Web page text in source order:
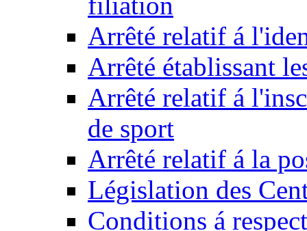
Arrêté relatif á
Arrêté établissant
Arrêté relatif á
de sport
Arrêté relatif á la
Législation des
Conditions á